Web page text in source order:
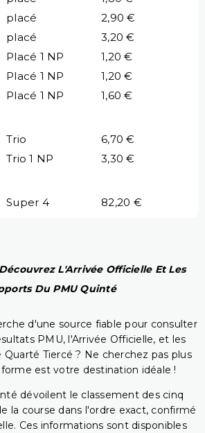
placé
2,90 €
placé
3,20 €
Placé 1 NP
1,20 €
Placé 1 NP
1,20 €
Placé 1 NP
1,60 €
Trio
6,70 €
Trio 1 NP
3,30 €
Super 4 82,20 €
L'Arrivée Officielle Et Les
Du PMU Quinté
d'une source fiable pour consulter
PMU, l'Arrivée Officielle, et les
Tiercé ? Ne cherchez pas plus
est votre destination idéale !
dévoilent le classement des cinq
la course dans l'ordre exact, confirmé
Ces informations sont disponibles